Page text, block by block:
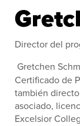
Director del
Gretchen
Certificado de
también
asociado,
Excelsior